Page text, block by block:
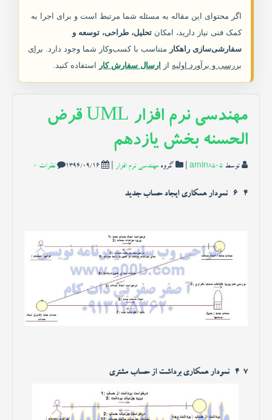
خدمات ما
مقاله ها
انجمن
اگر محتوای این مقاله به مسئله شما مرتبط است و برای اجرا به
کمک فنی نیاز دارید، امکان تحلیل، طراحی، توسعه و
سفارشی‌سازی راهکار متناسب با کسب‌وکار شما وجود دارد. برای
بررسی و برآورد اولیه از ارسال سفارش کار استفاده کنید.
مهندسی نرم افزار UML قرض
الحسنه بخش یازدهم
توسط amin8505 گروه مهندسی نرم افزار نظرات 0
4 -6- نمودار همکاری ایجاد حساب جدید
4-7- نمودار همکاری برداشت از حساب مشتری